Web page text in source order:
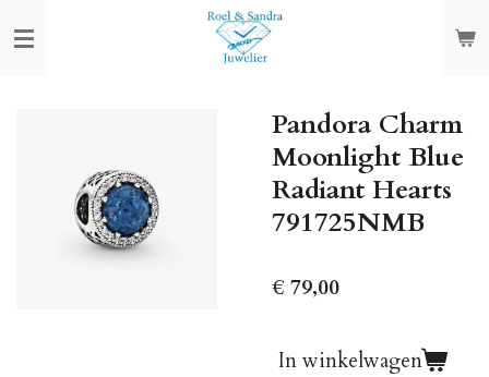
direct
Pandora Charm
Moonlight Blue
Radiant Hearts
791725NMB
€ 79,00
In winkelwagen